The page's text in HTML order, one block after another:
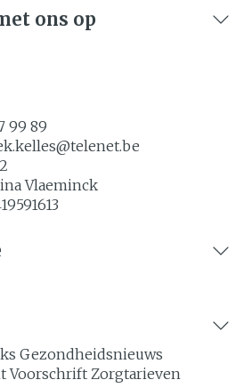
ons op
99 89
telenet.be
Vlaeminck
Gezondheidsnieuws
Voorschrift Zorgtarieven